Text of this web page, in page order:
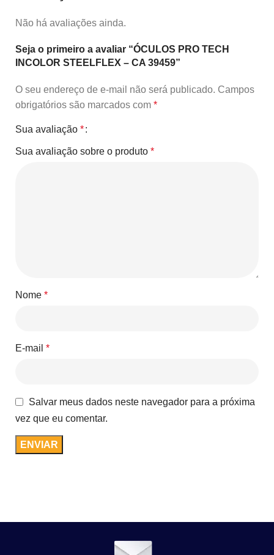
Não há avaliações ainda.
Seja o primeiro a avaliar “ÓCULOS PRO TECH
INCOLOR STEELFLEX – CA 39459”
O seu endereço de e-mail não será publicado. Campos
obrigatórios são marcados com *
Sua avaliação *
Sua avaliação sobre o produto *
Nome *
E-mail *
Salvar meus dados neste navegador para a próxima
vez que eu comentar.